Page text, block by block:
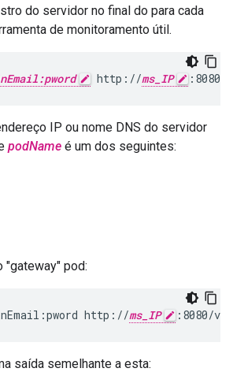
do servidor no final do para cada
de monitoramento útil.
http://ms_IP :8080/
IP ou nome DNS do servidor
podName é um dos seguintes:
"gateway" pod:
http://ms_IP :8080/
saída semelhante a esta: